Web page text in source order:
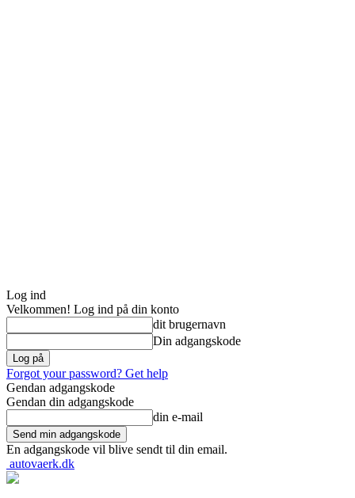
Log ind
Velkommen! Log ind på din konto
dit brugernavn
Din adgangskode
Forgot your password? Get help
Gendan adgangskode
Gendan din adgangskode
din e-mail
En adgangskode vil blive sendt til din email.
autovaerk.dk